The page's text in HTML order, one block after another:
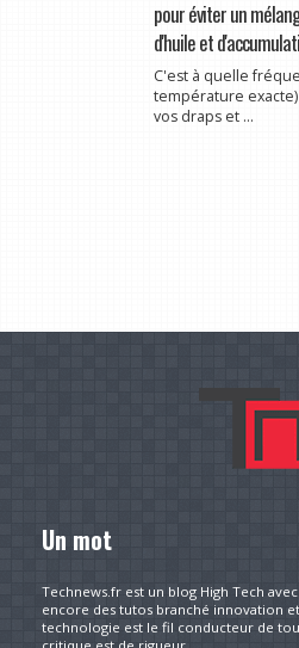
pour éviter un
d'huile et
C'est à quelle
température
vos draps et ...
Un mot
Technews.fr est un blog High Tech
encore des tutos branché innovation
technologie est le fil conducteur de